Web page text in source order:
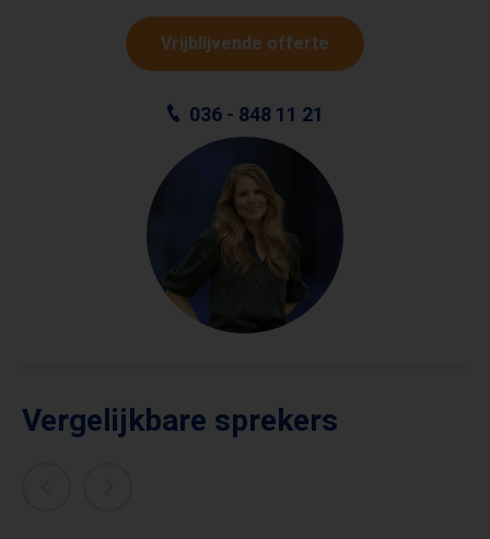
Vrijblijvende offerte
036 - 848 11 21
Vergelijkbare sprekers